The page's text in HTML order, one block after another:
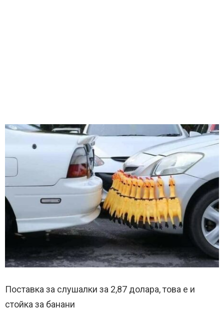
Поставка за слушалки за 2,87 долара, това е и
стойка за банани